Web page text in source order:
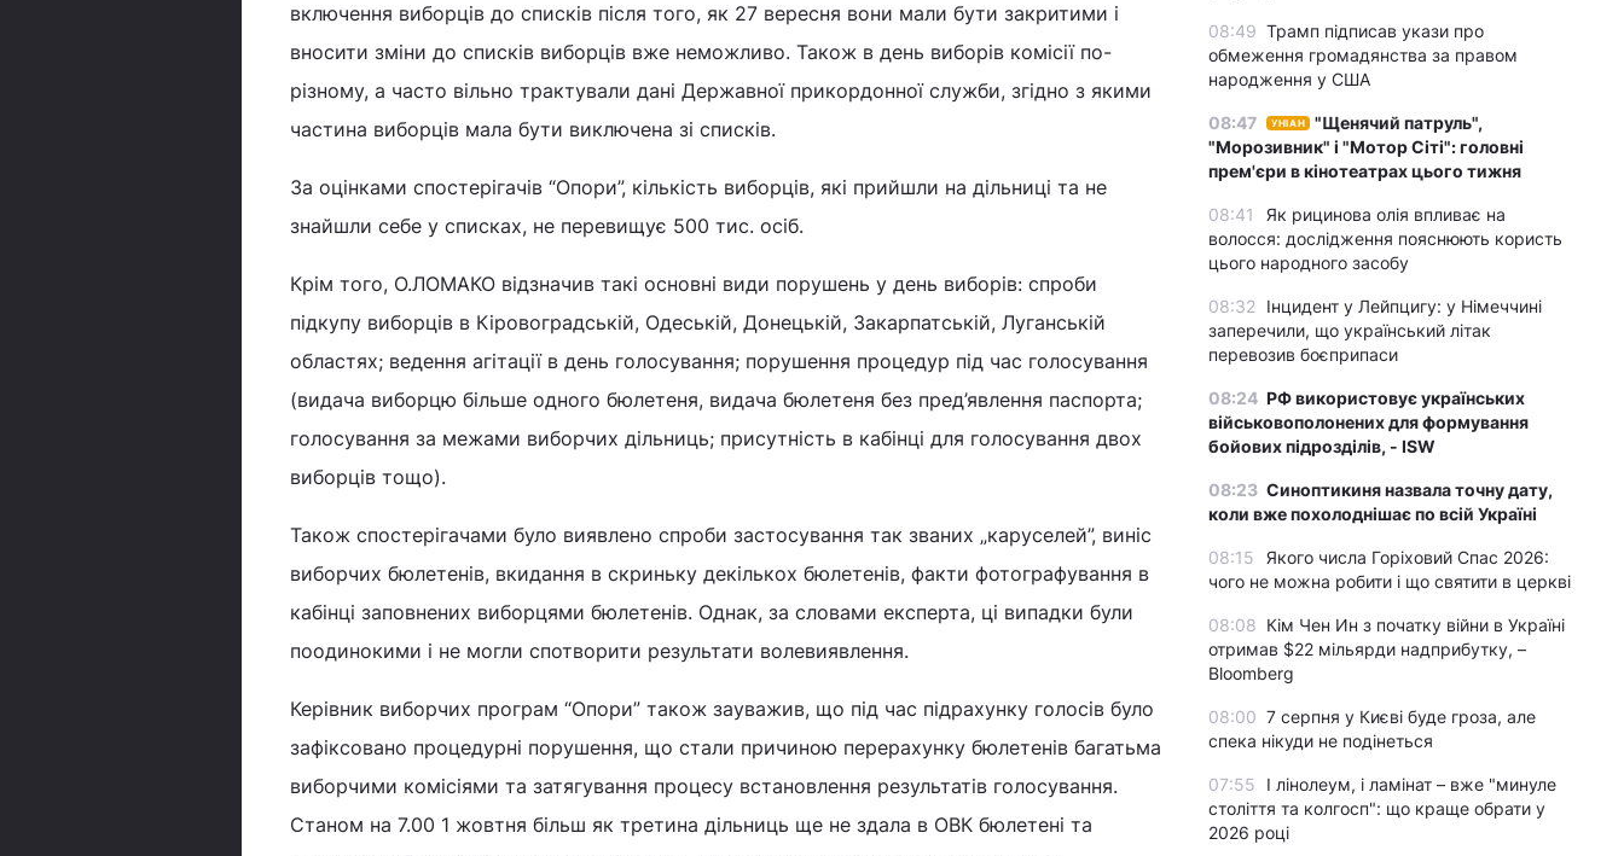
включення виборців до списків після того, як 27 вересня вони мали бути закритими і
вносити зміни до списків виборців вже неможливо. Також в день виборів комісії по-
різному, а часто вільно трактували дані Державної прикордонної служби, згідно з якими
частина виборців мала бути виключена зі списків.
За оцінками спостерігачів “Опори”, кількість виборців, які прийшли на дільниці та не
знайшли себе у списках, не перевищує 500 тис. осіб.
Крім того, О.ЛОМАКО відзначив такі основні види порушень у день виборів: спроби
підкупу виборців в Кіровоградській, Одеській, Донецькій, Закарпатській, Луганській
областях; ведення агітації в день голосування; порушення процедур під час голосування
(видача виборцю більше одного бюлетеня, видача бюлетеня без пред’явлення паспорта;
голосування за межами виборчих дільниць; присутність в кабінці для голосування двох
виборців тощо).
Також спостерігачами було виявлено спроби застосування так званих „каруселей”, виніс
виборчих бюлетенів, вкидання в скриньку декількох бюлетенів, факти фотографування в
кабінці заповнених виборцями бюлетенів. Однак, за словами експерта, ці випадки були
поодинокими і не могли спотворити результати волевиявлення.
Керівник виборчих програм “Опори” також зауважив, що під час підрахунку голосів було
зафіксовано процедурні порушення, що стали причиною перерахунку бюлетенів багатьма
виборчими комісіями та затягування процесу встановлення результатів голосування.
Станом на 7.00 1 жовтня більш як третина дільниць ще не здала в ОВК бюлетені та
08:49 Трамп підписав укази про
обмеження громадянства за правом
народження у США
08:47 УНІАН
"Щенячий патруль",
"Морозивник" і "Мотор Сіті": головні
прем'єри в кінотеатрах цього тижня
08:41
Як рицинова олія впливає на
волосся: дослідження пояснюють користь
цього народного засобу
08:32
Інцидент у Лейпцигу: у Німеччині
заперечили, що український літак
перевозив боєприпаси
08:24 РФ використовує українських
військовополонених для формування
бойових підрозділів, - ISW
08:23 Синоптикиня назвала точну дату,
коли вже похолоднішає по всій Україні
08:15
Якого числа Горіховий Спас 2026:
чого не можна робити і що святити в церкві
08:08 Кім Чен Ин з початку війни в Україні
отримав $22 мільярди надприбутку, –
Bloomberg
08:00 7 серпня у Києві буде гроза, але
спека нікуди не подінеться
07:55
І лінолеум, і ламінат – вже "минуле
століття та колгосп": що краще обрати у
2026 році